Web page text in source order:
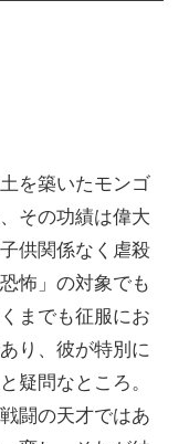
を築いたモンゴ
その功績は偉大
供関係なく虐殺
怖」の対象でも
までも征服にお
り、彼が特別に
疑問なところ。
闘の天才ではあ